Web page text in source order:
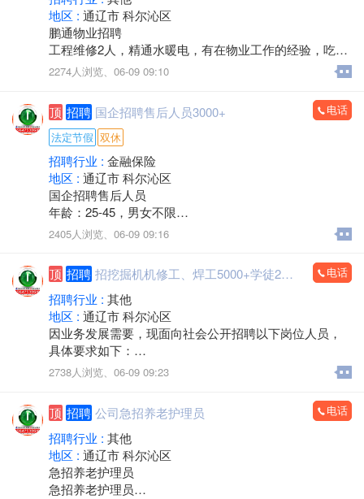
上班时间：
8点30-12点，下午2点30-6点
每周休息一天
法定节假日休息
过年半个月休息
待遇：保底+绩效提成+团队提成+个人分成+各种福利、
年收入5-8万左右
电话微信同号：18947357031张老师(如需咨询，请在上
班时间拨打)
华建教育
地区 : 通辽市 科尔沁区
鹏通物业招聘
工程维修2人，精通水暖电，有在物业工作的经验，吃苦
耐劳，年龄58周岁以下，带证。
工资待遇：3000-4000元四天公休，节假日串休。
联系电话：15334921717
2274人浏览、 06-09 09:10
顶 招聘 国企招聘售后人员3000+
电话
法定节假 双休
招聘行业 : 金融保险
地区 : 通辽市 科尔沁区
国企招聘售后人员
年龄：25-45，男女不限
工作内容：信息整理，负责打回访电话，工作简单自
由，提供培训。
薪资待遇：半天班，早8.30至10.30，周六日双休，节假
日休。 保底3000+服务津贴。
联系人：靳经理15547555921
2405人浏览、 06-09 09:16
顶 招聘 招挖掘机机修工、焊工5000+学徒2000 电话
招聘行业 : 其他
地区 : 通辽市 科尔沁区
因业务发展需要，现面向社会公开招聘以下岗位人员，
具体要求如下：
一、招聘岗位及岗位职责
负责挖掘机发动机、液压系统检修，液压管路更换等维
修工作；熟悉电路者录用。
挖掘机电焊工
负责挖掘机四轮一带维修、大臂及挖斗焊接加工，可制
作挖掘机挖斗及各类属具。
挖掘机学徒工
2738人浏览、 06-09 09:23
顶 招聘 公司急招养老护理员 电话
招聘行业 : 其他
地区 : 通辽市 科尔沁区
急招养老护理员
急招养老护理员